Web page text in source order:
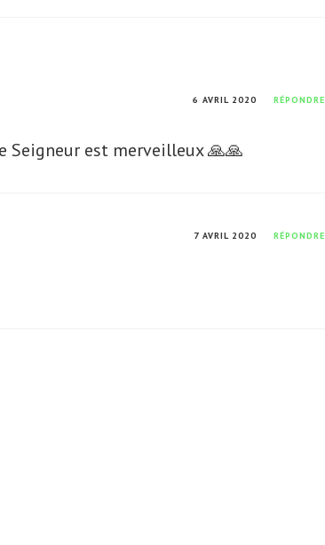
6 AVRIL 2020 RÉPONDRE
Seigneur est merveilleux 🙏🙏
7 AVRIL 2020 RÉPONDRE